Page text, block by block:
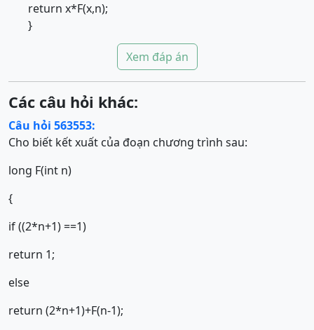
return x*F(x,n);
}
Xem đáp án
Các câu hỏi khác:
Câu hỏi 563553:
Cho biết kết xuất của đoạn chương trình sau:
long F(int n)
{
if ((2*n+1) ==1)
return 1;
else
return (2*n+1)+F(n-1);